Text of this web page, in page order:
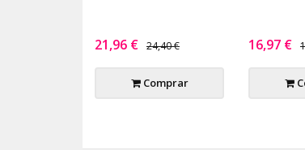
21,96 € 24,40 €
Comprar
16,97 €